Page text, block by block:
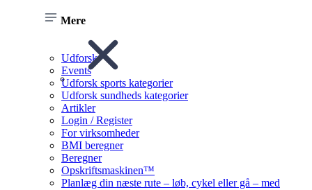
Mere
Udforsk
Events
Udforsk sports kategorier
Udforsk sundheds kategorier
Artikler
Login / Register
For virksomheder
BMI beregner
Beregner
Opskriftsmaskinen™
Planlæg din næste rute – løb, cykel eller gå – med